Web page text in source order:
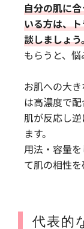
自分の肌に
いる方は、
談しましょう
もらうと、悩
お肌への大
は高濃度で配
肌が反応し
ます。
用法・容量
て肌の相性を
代表的